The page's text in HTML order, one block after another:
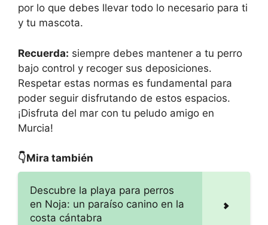
por lo que debes llevar todo lo necesario para ti
y tu mascota.
Recuerda: siempre debes mantener a tu perro
bajo control y recoger sus deposiciones.
Respetar estas normas es fundamental para
poder seguir disfrutando de estos espacios.
¡Disfruta del mar con tu peludo amigo en
Murcia!
👇Mira también
Descubre la playa para perros
en Noja: un paraíso canino en la
costa cántabra